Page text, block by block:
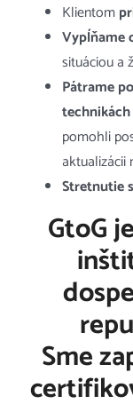
Klientom
Vypĺňame
situáciou a
Pátrame
technikách
pomohli
aktualizácii
Stretnutie
GtoG
Sme